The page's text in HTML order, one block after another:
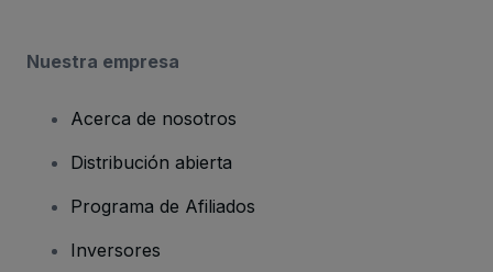
Nuestra empresa
Acerca de nosotros
Distribución abierta
Programa de Afiliados
Inversores